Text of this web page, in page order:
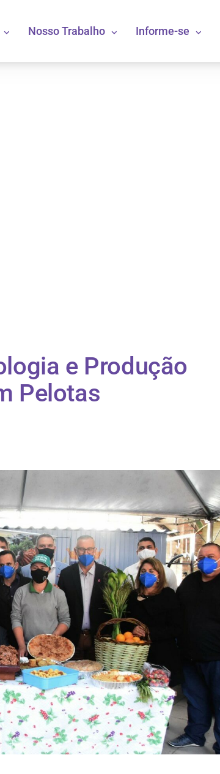
Nosso Trabalho Informe-se
e Produção
Pelotas